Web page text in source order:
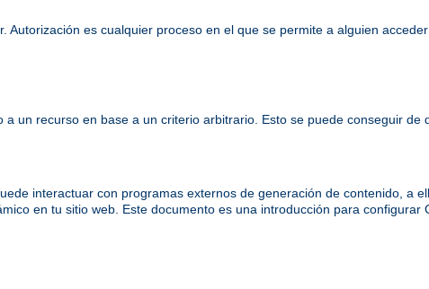
es cualquier proceso en el que se permite a alguien
un recurso en base a un criterio arbitrario. Esto se puede conseguir de
interactuar con programas externos de generación de contenido, a
en tu sitio web. Este documento es una introducción para configurar